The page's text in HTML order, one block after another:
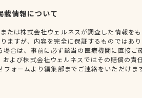
載情報について
たは株式会社ウェルネスが調査した情報を
ますが、内容を完全に保証するものではあ
合は、事前に必ず該当の医療機関に直接ご
よび株式会社ウェルネスではその賠償の責
ォームより編集部までご連絡をいただけま